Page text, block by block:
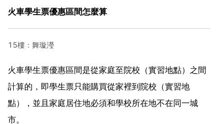
火車學生票優惠區間怎麼算
15樓：舞璇瀅
火車學生票優惠區間是從家庭至院校（實習地點）之間
計算的，即學生票只能購買從家裡到院校（實習地
點），並且家庭居住地必須和學校所在地不在同一城
市。